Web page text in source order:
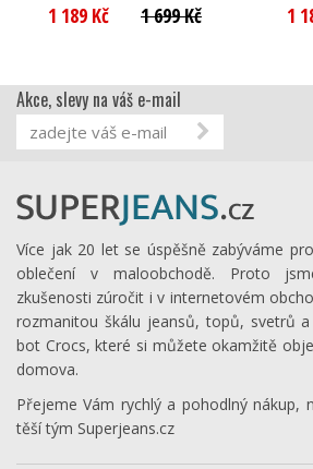
1 189 Kč 1 699 Kč 1
Akce, slevy na váš e-mail
Více jak 20 let se úspěšně zabýváme
oblečení v maloobchodě. Proto
zkušenosti zúročit i v internetovém
rozmanitou škálu jeansů, topů, svetrů
bot Crocs, které si můžete okamžitě
domova.
Přejeme Vám rychlý a pohodlný nákup,
těší tým Superjeans.cz